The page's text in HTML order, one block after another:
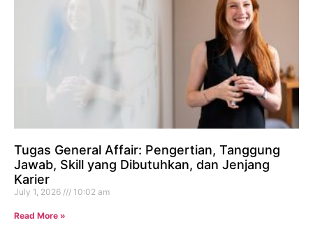
Tugas General Affair: Pengertian, Tanggung
Jawab, Skill yang Dibutuhkan, dan Jenjang
Karier
July 1, 2026 10:02 am
Read More »